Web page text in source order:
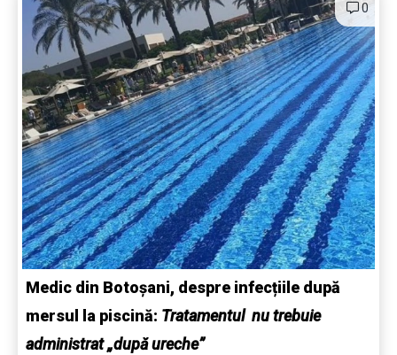
0
Medic din Botoșani, despre infecțiile după
mersul la piscină: Tratamentul nu trebuie
administrat „după ureche”